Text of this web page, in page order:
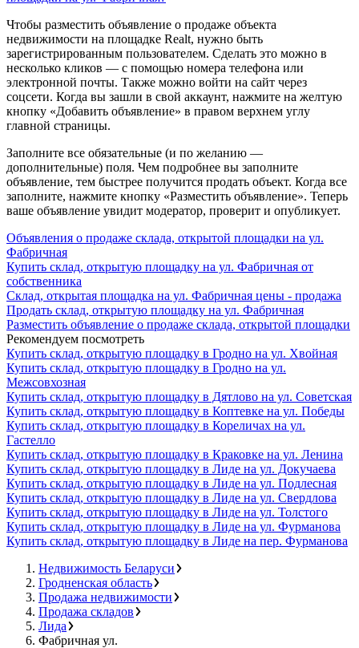
Чтобы разместить объявление о продаже объекта
недвижимости на площадке Realt, нужно быть
зарегистрированным пользователем. Сделать это можно в
несколько кликов — с помощью номера телефона или
электронной почты. Также можно войти на сайт через
соцсети. Когда вы зашли в свой аккаунт, нажмите на желтую
кнопку «Добавить объявление» в правом верхнем углу
главной страницы.
Заполните все обязательные (и по желанию —
дополнительные) поля. Чем подробнее вы заполните
объявление, тем быстрее получится продать объект. Когда все
заполните, нажмите кнопку «Разместить объявление». Теперь
ваше объявление увидит модератор, проверит и опубликует.
Объявления о продаже склада, открытой площадки на ул.
Фабричная
Купить склад, открытую площадку на ул. Фабричная от
собственника
Склад, открытая площадка на ул. Фабричная цены - продажа
Продать склад, открытую площадку на ул. Фабричная
Разместить объявление о продаже склада, открытой площадки
Рекомендуем посмотреть
Купить склад, открытую площадку в Гродно на ул. Хвойная
Купить склад, открытую площадку в Гродно на ул.
Межсовхозная
Купить склад, открытую площадку в Дятлово на ул. Советская
Купить склад, открытую площадку в Коптевке на ул. Победы
Купить склад, открытую площадку в Кореличах на ул.
Гастелло
Купить склад, открытую площадку в Краковке на ул. Ленина
Купить склад, открытую площадку в Лиде на ул. Докучаева
Купить склад, открытую площадку в Лиде на ул. Подлесная
Купить склад, открытую площадку в Лиде на ул. Свердлова
Купить склад, открытую площадку в Лиде на ул. Толстого
Купить склад, открытую площадку в Лиде на ул. Фурманова
Купить склад, открытую площадку в Лиде на пер. Фурманова
Недвижимость Беларуси
Гродненская область
Продажа недвижимости
Продажа складов
Лида
Фабричная ул.